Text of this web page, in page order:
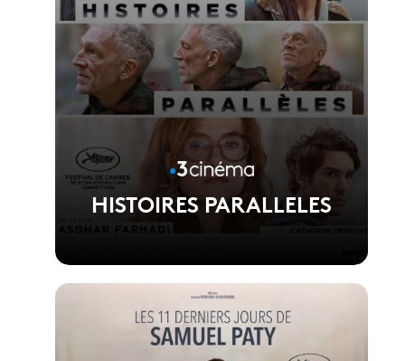
HISTOIRES PARALLELES
Voir la fiche du film